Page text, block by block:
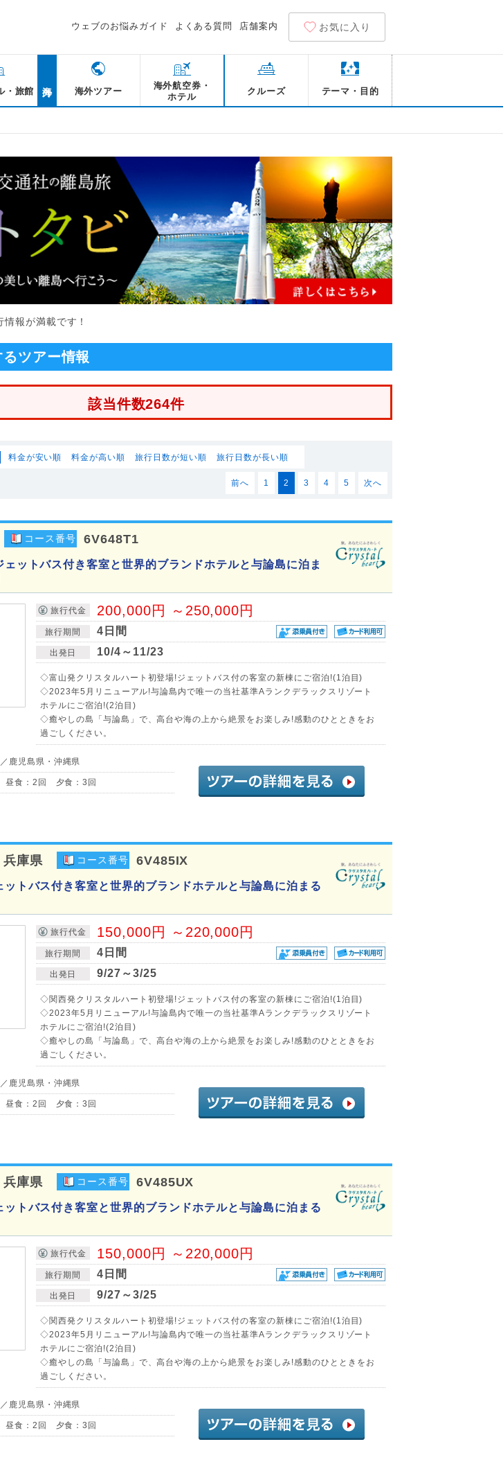
ウェブのお悩みガイド よくある質問 店舗案内 お気に入り
・旅館 海外ツアー
海外航空券・
ホテル
クルーズ テーマ・目的
報が満載です！
るツアー情報
該当件数264件
料金が安い順 料金が高い順 旅行日数が短い順 旅行日数が長い順
前へ 1 2 3 4 5 次へ
コース番号 6V648T1
ットバス付き客室と世界的ブランドホテルと与論島に泊ま
旅行代金 200,000円 ～250,000円
旅行期間 4日間
出発日 10/4～11/23
◇富山発クリスタルハート初登場!ジェットバス付の客室の新棟にご宿泊!(1泊目)
◇2023年5月リニューアル!与論島内で唯一の当社基準Aランクデラックスリゾート
ホテルにご宿泊!(2泊目)
◇癒やしの島「与論島」で、高台や海の上から絶景をお楽しみ!感動のひとときをお
過ごしください。
鹿児島県・沖縄県
昼食：2回 夕食：3回
兵庫県 コース番号 6V485IX
ットバス付き客室と世界的ブランドホテルと与論島に泊まる
旅行代金 150,000円 ～220,000円
旅行期間 4日間
出発日 9/27～3/25
◇関西発クリスタルハート初登場!ジェットバス付の客室の新棟にご宿泊!(1泊目)
◇2023年5月リニューアル!与論島内で唯一の当社基準Aランクデラックスリゾート
ホテルにご宿泊!(2泊目)
◇癒やしの島「与論島」で、高台や海の上から絶景をお楽しみ!感動のひとときをお
過ごしください。
鹿児島県・沖縄県
昼食：2回 夕食：3回
兵庫県 コース番号 6V485UX
ットバス付き客室と世界的ブランドホテルと与論島に泊まる
旅行代金 150,000円 ～220,000円
旅行期間 4日間
出発日 9/27～3/25
◇関西発クリスタルハート初登場!ジェットバス付の客室の新棟にご宿泊!(1泊目)
◇2023年5月リニューアル!与論島内で唯一の当社基準Aランクデラックスリゾート
ホテルにご宿泊!(2泊目)
◇癒やしの島「与論島」で、高台や海の上から絶景をお楽しみ!感動のひとときをお
過ごしください。
鹿児島県・沖縄県
昼食：2回 夕食：3回